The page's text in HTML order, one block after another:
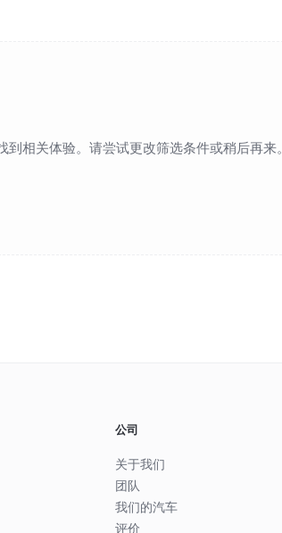
到相关体验。请尝试更改筛选条件或稍后再来。
公司
关于我们
团队
我们的汽车
评价